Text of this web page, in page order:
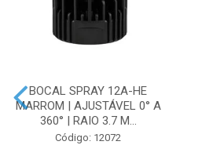
BOCAL SPRAY 12A-HE
MARROM | AJUSTÁVEL 0° A
360° | RAIO 3.7 M...
Código: 12072